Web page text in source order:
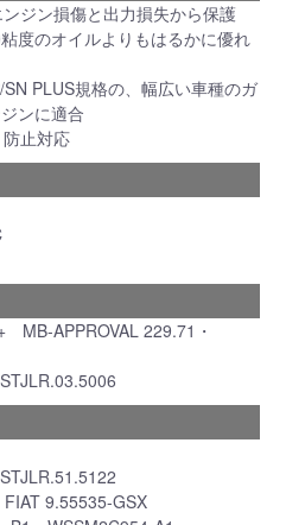
ジン損傷と出力損失から保護
度のオイルよりもはるかに優れ
SN PLUS規格の、幅広い車種のガ
ンに適合
防止対応
MB-APPROVAL 229.71・
9.55535-GSX